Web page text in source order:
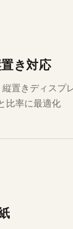
き対応
置きディスプ
比率に最適化